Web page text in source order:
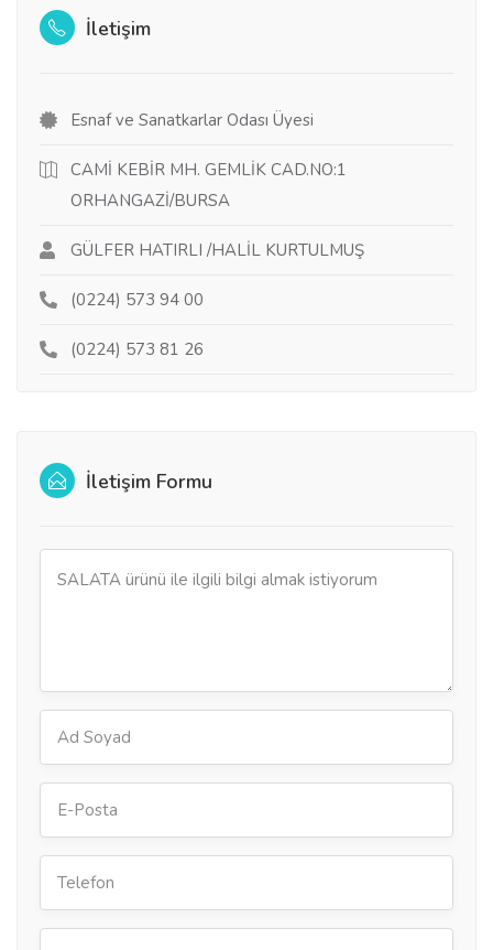
İletişim
Esnaf ve Sanatkarlar Odası Üyesi
CAMİ KEBİR MH. GEMLİK CAD.NO:1
ORHANGAZİ/BURSA
GÜLFER HATIRLI /HALİL KURTULMUŞ
(0224) 573 94 00
(0224) 573 81 26
İletişim Formu